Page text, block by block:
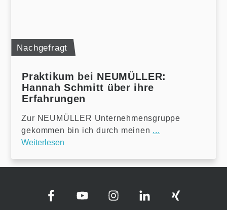
Nachgefragt
Praktikum bei NEUMÜLLER:
Hannah Schmitt über ihre
Erfahrungen
Zur NEUMÜLLER Unternehmensgruppe
gekommen bin ich durch meinen ...
Weiterlesen